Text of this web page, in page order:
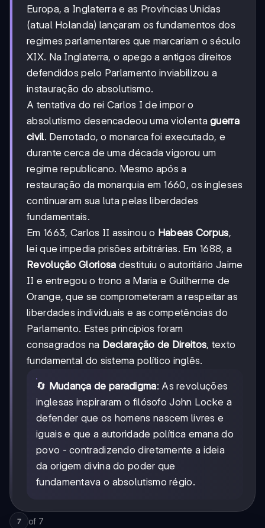
Europa, a Inglaterra e as Províncias Unidas
(atual Holanda) lançaram os fundamentos dos
regimes parlamentares que marcariam o século
XIX. Na Inglaterra, o apego a antigos direitos
defendidos pelo Parlamento inviabilizou a
instauração do absolutismo.
A tentativa do rei Carlos I de impor o
absolutismo desencadeou uma violentaguerra
civil. Derrotado, o monarca foi executado, e
durante cerca de uma década vigorou um
regime republicano. Mesmo após a
restauração da monarquia em 1660, os ingleses
continuaram sua luta pelas liberdades
fundamentais.
Em 1663, Carlos II assinou o Habeas Corpus,
lei que impedia prisões arbitrárias. Em 1688, a
Revolução Gloriosa destituiu o autoritário Jaime
II e entregou o trono a Maria e Guilherme de
Orange, que se comprometeram a respeitar as
liberdades individuais e as competências do
Parlamento. Estes princípios foram
consagrados na Declaração de Direitos, texto
fundamental do sistema político inglês.
🔄 Mudança de paradigma: As revoluções
inglesas inspiraram o filósofo John Locke a
defender que os homens nascem livres e
iguais e que a autoridade política emana do
povo - contradizendo diretamente a ideia
da origem divina do poder que
fundamentava o absolutismo régio.
7 of 7